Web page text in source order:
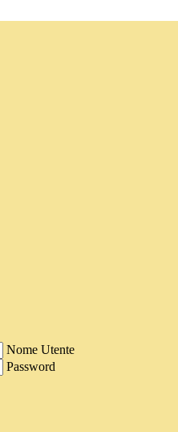
Nome Utente
Password